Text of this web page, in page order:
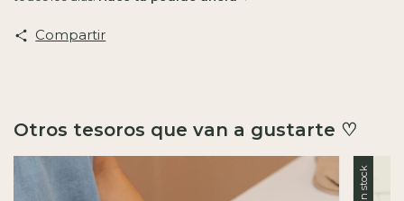
Compartir
Otros tesoros que van a gustarte ♡
Sin stock